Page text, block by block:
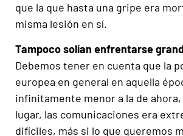
que la que hasta una gripe era
misma lesión en sí.
Tampoco solían enfrentarse
Debemos tener en cuenta que la
europea en general en aquella
infinitamente menor a la de ahora,
lugar, las comunicaciones era
difíciles, más si lo que queremos